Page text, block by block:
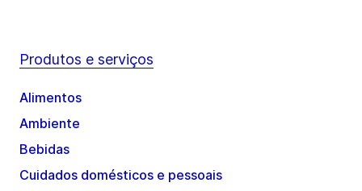
Produtos e serviços
Alimentos
Ambiente
Bebidas
Cuidados domésticos e pessoais